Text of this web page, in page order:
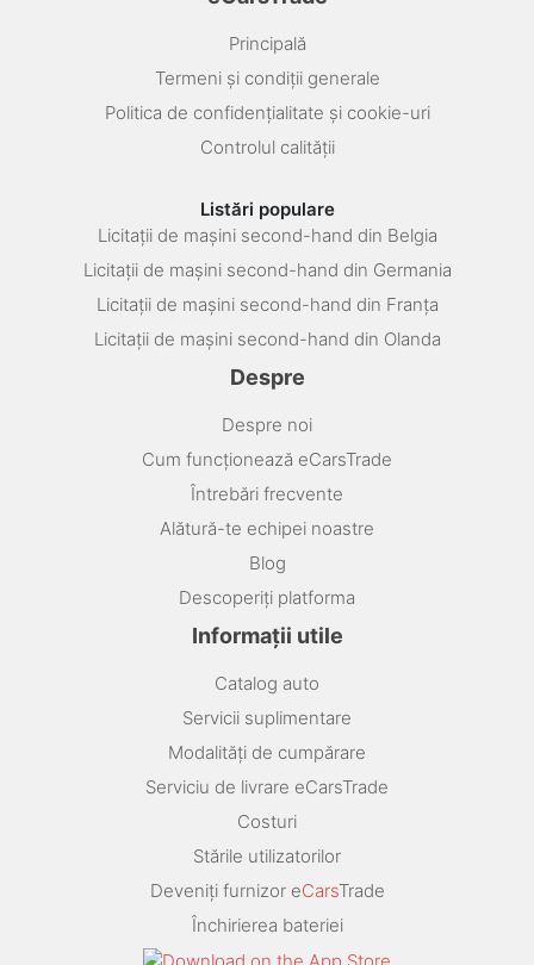
Principală
Termeni și condiții generale
Politica de confidențialitate și cookie-uri
Controlul calității
Listări populare
Licitații de mașini second-hand din Belgia
Licitații de mașini second-hand din Germania
Licitații de mașini second-hand din Franța
Licitații de mașini second-hand din Olanda
Despre
Despre noi
Cum funcționează eCarsTrade
Întrebări frecvente
Alătură-te echipei noastre
Blog
Descoperiți platforma
Informații utile
Catalog auto
Servicii suplimentare
Modalități de cumpărare
Serviciu de livrare eCarsTrade
Costuri
Stările utilizatorilor
Deveniți furnizor eCarsTrade
Închirierea bateriei